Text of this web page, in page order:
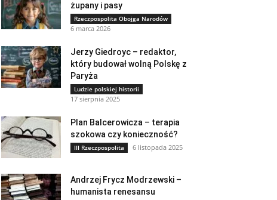
żupany i pasy
Rzeczpospolita Obojga Narodów
6 marca 2026
Jerzy Giedroyc – redaktor,
który budował wolną Polskę z
Paryża
Ludzie polskiej historii
17 sierpnia 2025
Plan Balcerowicza – terapia
szokowa czy konieczność?
III Rzeczpospolita 6 listopada 2025
Andrzej Frycz Modrzewski –
humanista renesansu